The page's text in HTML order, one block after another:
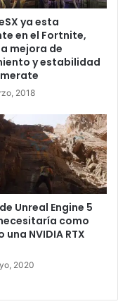
gráficas. Esto se
única solución
solucionados
cierres
títulos:
Vulkan
la API DirectX 12
con la API
12
gráficas en
ya esta
en el Fortnite,
mejora de
y estabilidad
2018
Unreal Engine 5
como
una NVIDIA RTX
2020